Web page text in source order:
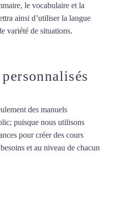
le vocabulaire et la
ainsi d’utiliser la langue
variété de situations.
des manuels
puisque nous utilisons
pour créer des cours
et au niveau de chacun